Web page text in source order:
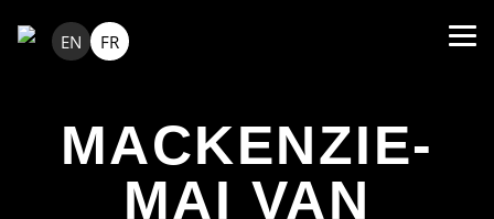
EN FR
MACKENZIE-
MAI VAN